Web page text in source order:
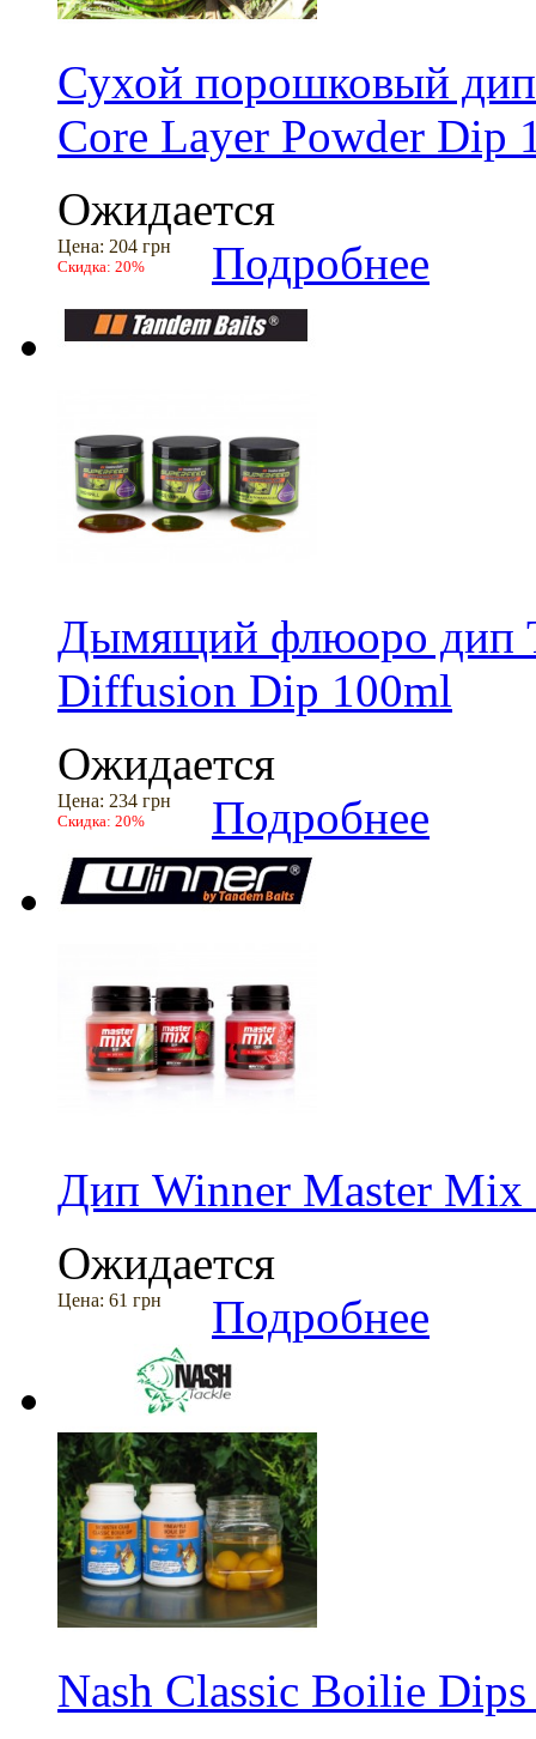
Сухой порошковый
Core Layer Powder Dip
Ожидается
Цена: 204 грн
Скидка: 20% Подробнее
Дымящий флюоро дип
Diffusion Dip 100ml
Ожидается
Цена: 234 грн
Скидка: 20% Подробнее
Дип Winner Master
Ожидается
Цена: 61 грн Подробнее
Nash Classic Boilie